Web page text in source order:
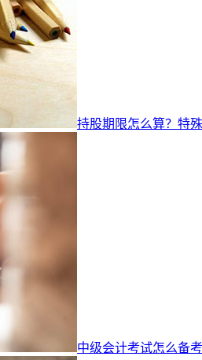
持股期限怎么算？特
中级会计考试怎么备